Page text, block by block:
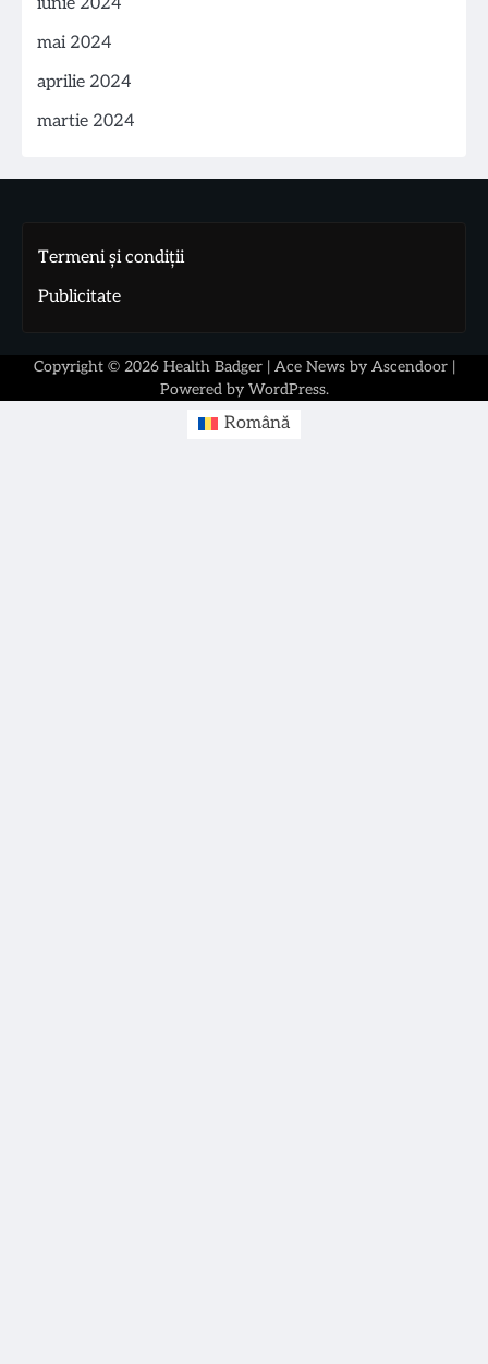
mai 2024
aprilie 2024
martie 2024
Termeni și condiții
Publicitate
Copyright © 2026 Health Badger| Ace News by Ascendoor|
Powered by WordPress.
Română